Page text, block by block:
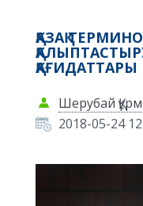
ҚАЗАҚ
ҚАҒИДАТТАРЫ
Шерубай
2018-05-24